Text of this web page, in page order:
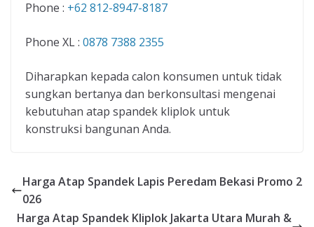
Phone : +62 812-8947-8187
Phone XL : 0878 7388 2355
Diharapkan kepada calon konsumen untuk tidak
sungkan bertanya dan berkonsultasi mengenai
kebutuhan atap spandek kliplok untuk
konstruksi bangunan Anda.
Harga Atap Spandek Lapis Peredam Bekasi Promo 2
026
Harga Atap Spandek Kliplok Jakarta Utara Murah &